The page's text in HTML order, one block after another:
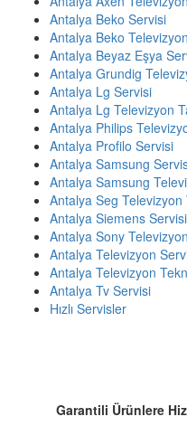
Antalya Beko Servisi
Antalya Beko
Antalya Beyaz Eşya
Antalya Grundig
Antalya Lg Servisi
Antalya Lg Televizyon
Antalya Philips
Antalya Profilo Servisi
Antalya Samsung
Antalya Samsung
Antalya Seg
Antalya Siemens Servisi
Antalya Sony
Antalya Televizyon
Antalya Televizyon
Antalya Tv Servisi
Hızlı Servisler
Garantili Ürünlere